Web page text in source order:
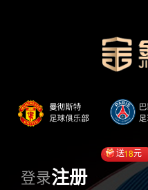
登录注册
送18元